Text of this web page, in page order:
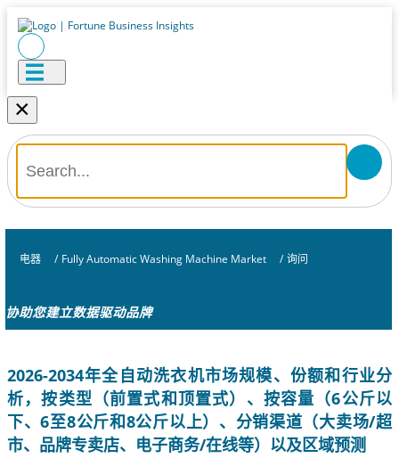
×
电器 / Fully Automatic Washing Machine Market / 询问
协助您建立数据驱动品牌
2026-2034年全自动洗衣机市场规模、份额和行业分
析，按类型（前置式和顶置式）、按容量（6公斤以
下、6至8公斤和8公斤以上）、分销渠道（大卖场/超
市、品牌专卖店、电子商务/在线等）以及区域预测